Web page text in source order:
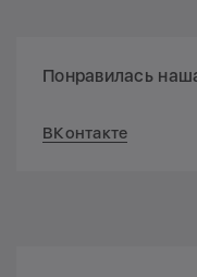
Понравилась
ВКонтакте